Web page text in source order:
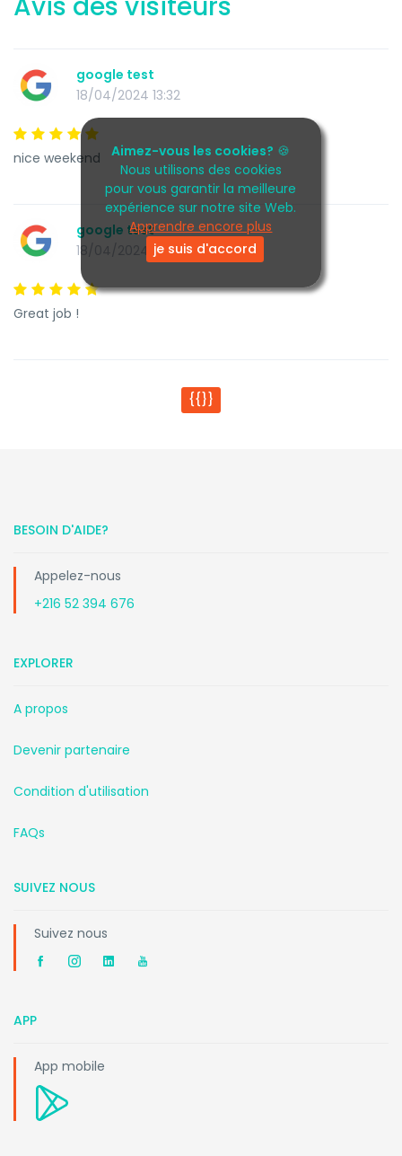
Aimez-vous les cookies? 🍪
Nous utilisons des cookies
pour vous garantir la meilleure
expérience sur notre site Web.
Apprendre encore plus
je suis d'accord
google test
18/04/2024 13:32
nice weekend
google test
18/04/2024 11:08
Great job !
{{}}
BESOIN D'AIDE?
Appelez-nous
+216 52 394 676
EXPLORER
A propos
Devenir partenaire
Condition d'utilisation
FAQs
SUIVEZ NOUS
Suivez nous
APP
App mobile